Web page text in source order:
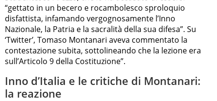
“gettato in un becero e rocambolesco sproloquio
disfattista, infamando vergognosamente l’Inno
Nazionale, la Patria e la sacralità della sua difesa”. Su
‘Twitter’, Tomaso Montanari aveva commentato la
contestazione subita, sottolineando che la lezione era
sull’Articolo 9 della Costituzione”.
Inno d’Italia e le critiche di Montanari:
la reazione